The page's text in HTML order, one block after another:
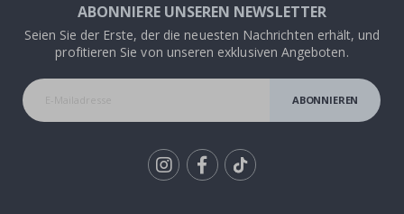
ABONNIERE UNSEREN NEWSLETTER
Seien Sie der Erste, der die neuesten Nachrichten erhält, und
profitieren Sie von unseren exklusiven Angeboten.
ABONNIEREN